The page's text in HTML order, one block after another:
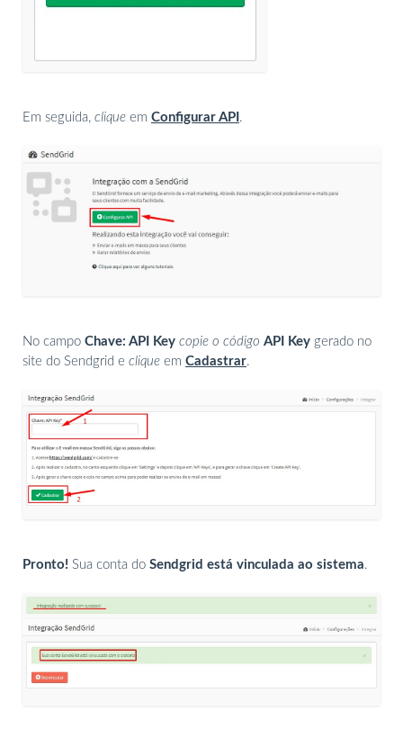
Em seguida, clique em Configurar API .
No campo Chave: API Key copie o código API Key gerado no
site do Sendgrid e clique em Cadastrar.
Pronto! Sua conta do Sendgrid está vinculada ao sistema.